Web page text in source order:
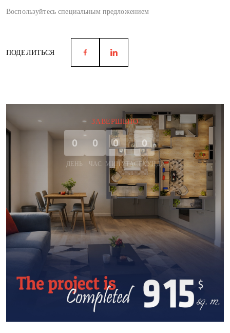
Воспользуйтесь специальным предложением
ПОДЕЛИТЬСЯ
ЗАВЕРШЕНО
0
ДЕНЬ
0
ЧАС
0
МИНУТА
0
СЕКУНДА